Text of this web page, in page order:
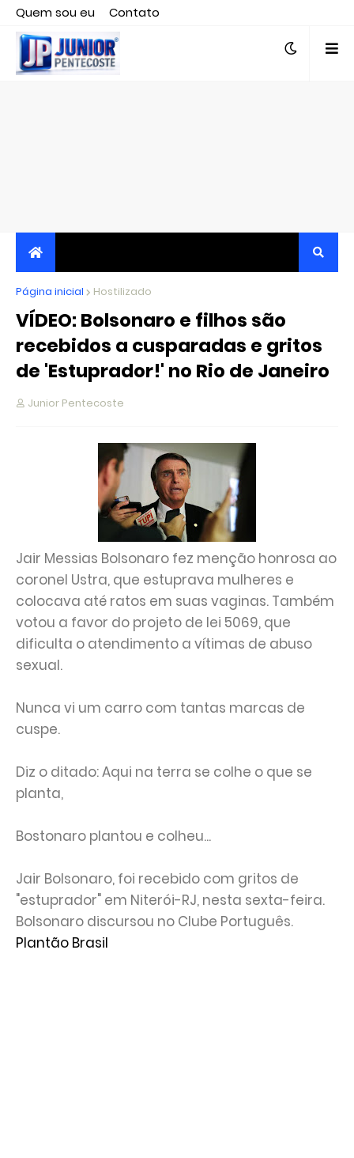
Quem sou eu
Contato
Editor responsável, jornalista Clovis Almeida.
JORNALISMO INDEPENDENTE, TRANSPARENTE E
CRÍTICO
Página inicial Hostilizado
VÍDEO: Bolsonaro e filhos são
recebidos a cusparadas e gritos
de 'Estuprador!' no Rio de Janeiro
Junior Pentecoste
Jair Messias Bolsonaro fez menção honrosa ao
coronel Ustra, que estuprava mulheres e
colocava até ratos em suas vaginas. Também
votou a favor do projeto de lei 5069, que
dificulta o atendimento a vítimas de abuso
sexual.
Nunca vi um carro com tantas marcas de
cuspe.
Diz o ditado: Aqui na terra se colhe o que se
planta,
Bostonaro plantou e colheu...
Jair Bolsonaro, foi recebido com gritos de
"estuprador" em Niterói-RJ, nesta sexta-feira.
Bolsonaro discursou no Clube Português.
Plantão Brasil